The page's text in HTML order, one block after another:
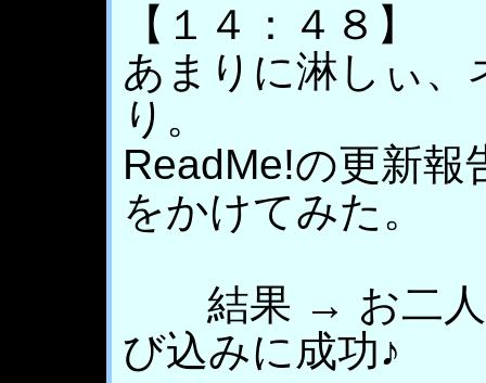
【１４：４８】
あまりに淋しぃ、
り。
ReadMe!の更新報
をかけてみた。
結果 → お二人
び込みに成功♪